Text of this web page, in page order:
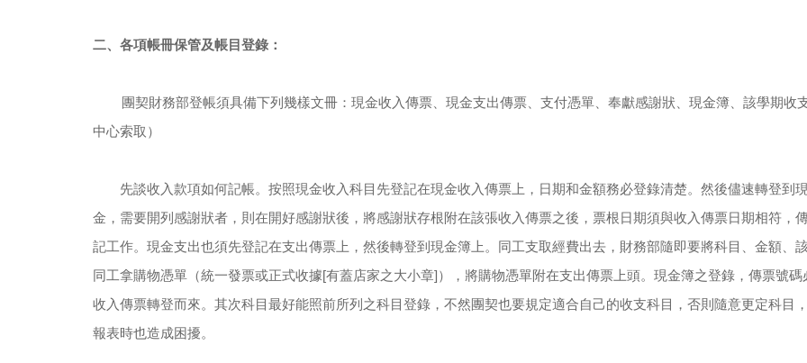
二、各項帳冊保管及帳目登錄：
團契財務部登帳須具備下列幾樣文冊：現金收入傳票、現金支出傳票、支付憑單、奉獻感謝狀、現金簿、該學期收
中心索取）
先談收入款項如何記帳。按照現金收入科目先登記在現金收入傳票上，日期和金額務必登錄清楚。然後儘速轉登到
金，需要開列感謝狀者，則在開好感謝狀後，將感謝狀存根附在該張收入傳票之後，票根日期須與收入傳票日期相符，
記工作。現金支出也須先登記在支出傳票上，然後轉登到現金簿上。同工支取經費出去，財務部隨即要將科目、金額、
同工拿購物憑單（統一發票或正式收據[有蓋店家之大小章]），將購物憑單附在支出傳票上頭。現金簿之登錄，傳票號
收入傳票轉登而來。其次科目最好能照前所列之科目登錄，不然團契也要規定適合自己的收支科目，否則隨意更定科目
報表時也造成困擾。